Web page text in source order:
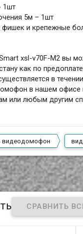
1шт
5м – 1шт
фишек и крепежные
xsl-v70F-M2 вы
как по
в
в нашем офисе
или любым другим
видеодомофон